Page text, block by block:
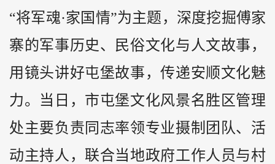
“将军魂·家国情”为主题，深度挖掘傅家
寨的军事历史、民俗文化与人文故事，
用镜头讲好屯堡故事，传递安顺文化魅
力。当日，市屯堡文化风景名胜区管理
处主要负责同志率领专业摄制团队、活
动主持人，联合当地政府工作人员与村